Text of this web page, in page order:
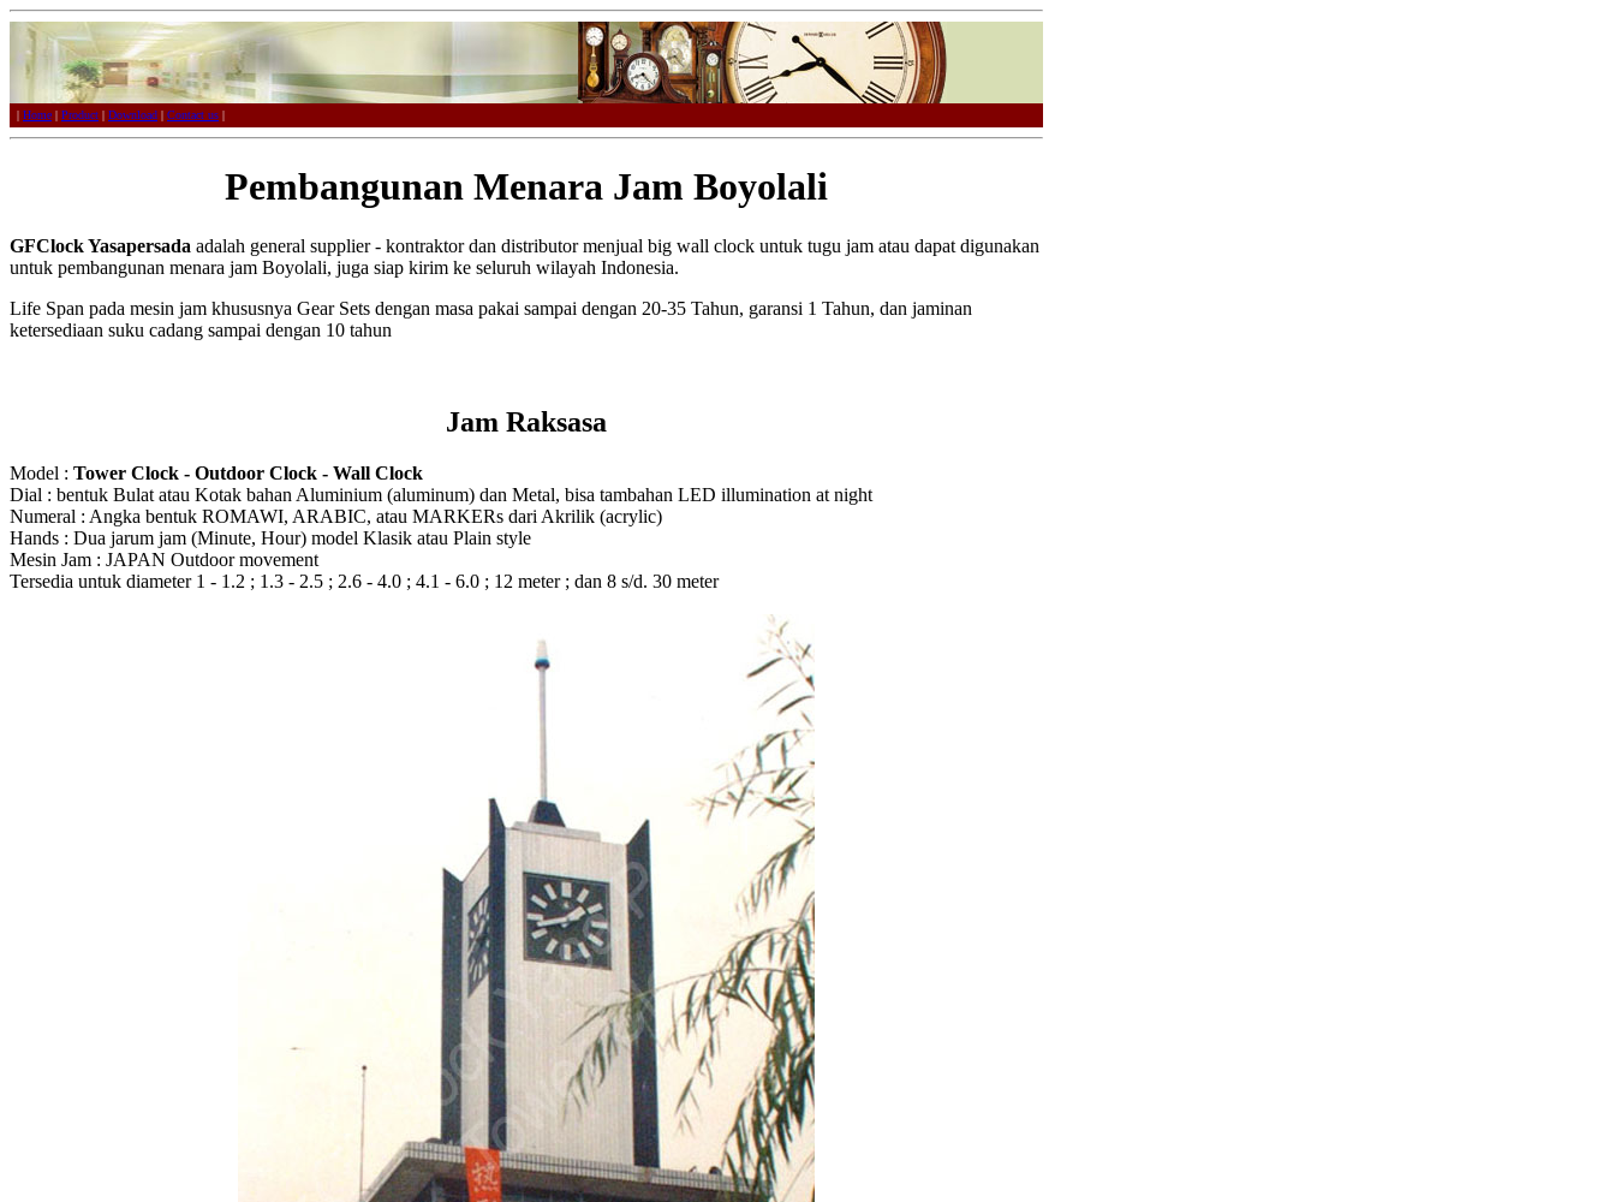
| Home | Product | Download | Contact us |
Pembangunan Menara Jam Boyolali
GFClock Yasapersada adalah general supplier - kontraktor dan distributor menjual big wall clock untuk tugu jam atau dapat digunakan
untuk pembangunan menara jam Boyolali, juga siap kirim ke seluruh wilayah Indonesia.
Life Span pada mesin jam khususnya Gear Sets dengan masa pakai sampai dengan 20-35 Tahun, garansi 1 Tahun, dan jaminan
ketersediaan suku cadang sampai dengan 10 tahun
Jam Raksasa
Model : Tower Clock - Outdoor Clock - Wall Clock
Dial : bentuk Bulat atau Kotak bahan Aluminium (aluminum) dan Metal, bisa tambahan LED illumination at night
Numeral : Angka bentuk ROMAWI, ARABIC, atau MARKERs dari Akrilik (acrylic)
Hands : Dua jarum jam (Minute, Hour) model Klasik atau Plain style
Mesin Jam : JAPAN Outdoor movement
Tersedia untuk diameter 1 - 1.2 ; 1.3 - 2.5 ; 2.6 - 4.0 ; 4.1 - 6.0 ; 12 meter ; dan 8 s/d. 30 meter